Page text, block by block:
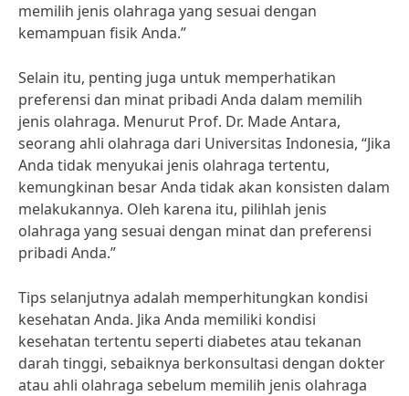
memilih jenis olahraga yang sesuai dengan
kemampuan fisik Anda.”
Selain itu, penting juga untuk memperhatikan
preferensi dan minat pribadi Anda dalam memilih
jenis olahraga. Menurut Prof. Dr. Made Antara,
seorang ahli olahraga dari Universitas Indonesia, “Jika
Anda tidak menyukai jenis olahraga tertentu,
kemungkinan besar Anda tidak akan konsisten dalam
melakukannya. Oleh karena itu, pilihlah jenis
olahraga yang sesuai dengan minat dan preferensi
pribadi Anda.”
Tips selanjutnya adalah memperhitungkan kondisi
kesehatan Anda. Jika Anda memiliki kondisi
kesehatan tertentu seperti diabetes atau tekanan
darah tinggi, sebaiknya berkonsultasi dengan dokter
atau ahli olahraga sebelum memilih jenis olahraga